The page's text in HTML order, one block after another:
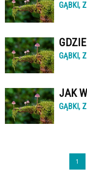
GĄBKI,
GĄBKI,
JAK
GĄBKI,
1